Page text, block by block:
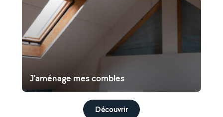
J'aménage mes combles
Découvrir